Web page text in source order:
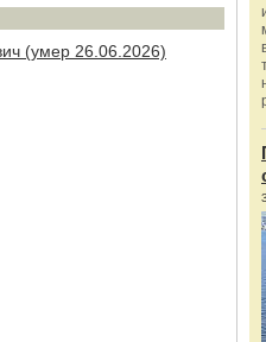
(умер 26.06.2026)